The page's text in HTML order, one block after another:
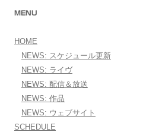
MENU
HOME
NEWS: スケジュール更新
NEWS: ライヴ
NEWS: 配信＆放送
NEWS: 作品
NEWS: ウェブサイト
SCHEDULE